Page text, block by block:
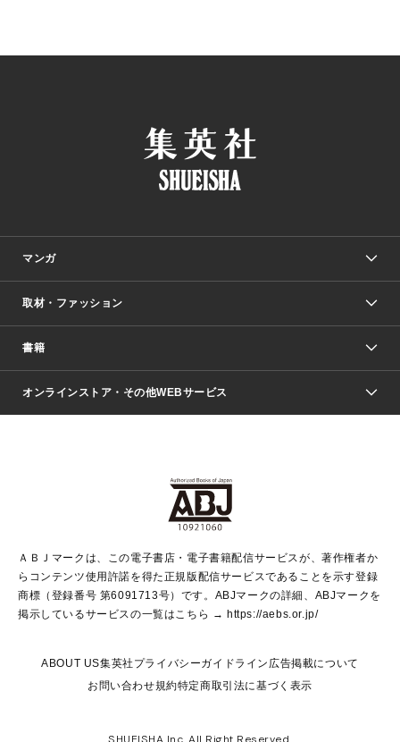
マンガ
少年マンガ
Vジャンプ
ジャンプルーキー！
ジャンプTOON
S-MANGA
集英社ジャンプリミックス
集英社コミック文庫
週刊ヤングジャンプ
ウルトラジャンプ
少女マンガ
リマコミ＋
マンガMeets
月刊オフィスユー
取材・ファッション
Seventeen
LEE
Marisol
T JAPAN:The New York Times Style Magazine
MEN'S NON-NO WEB
芸能・情報・スポーツ
パラスポ＋！
書籍
文芸・文庫・総合
青春と読書
アジア人物史
集英社新書
集英社新書プラス
よみタイ
ライトノベル・ノベライズ
集英社Webマガジン Cobalt
集英社オレンジ文庫
シフォン文庫
JUMP j BOOKS
集英社みらい文庫
S-KIDS.LAND
オンラインストア・その他WEBサービス
SHUEISHA MANGA-ART HERITAGE
HAPPY PLUS STORE
shueisha vox
SHOP Marisol
EDITOR'S LAB
ＡＢＪマークは、この電子書店・電子書籍配信サービスが、著作権者か
らコンテンツ使用許諾を得た正規版配信サービスであることを示す登録
商標（登録番号 第6091713号）です。ABJマークの詳細、ABJマークを
掲示しているサービスの一覧はこちら → https://aebs.or.jp/
ABOUT US集英社プライバシーガイドライン 広告掲載について
お問い合わせ規約特定商取引法に基づく表示